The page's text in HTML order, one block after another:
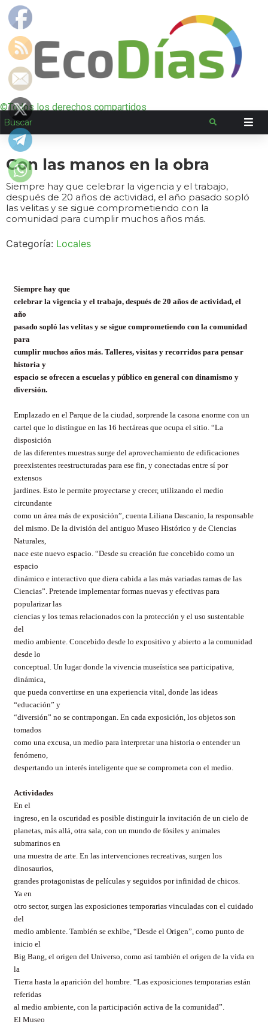
©Todos los derechos compartidos
Con las manos en la obra
Siempre hay que celebrar la vigencia y el trabajo,
después de 20 años de actividad, el año pasado sopló
las velitas y se sigue comprometiendo con la
comunidad para cumplir muchos años más.
Categoría: Locales
Siempre hay que
celebrar la vigencia y el trabajo, después de 20 años de actividad, el
año
pasado sopló las velitas y se sigue comprometiendo con la comunidad
para
cumplir muchos años más. Talleres, visitas y recorridos para pensar
historia y
espacio se ofrecen a escuelas y público en general con dinamismo y
diversión.
Emplazado en el Parque de la ciudad, sorprende la casona enorme con un
cartel que lo distingue en las 16 hectáreas que ocupa el sitio. “La
disposición
de las diferentes muestras surge del aprovechamiento de edificaciones
preexistentes reestructuradas para ese fin, y conectadas entre sí por
extensos
jardines. Esto le permite proyectarse y crecer, utilizando el medio
circundante
como un área más de exposición”, cuenta Liliana Dascanio, la responsable
del mismo. De la división del antiguo Museo Histórico y de Ciencias
Naturales,
nace este nuevo espacio. “Desde su creación fue concebido como un
espacio
dinámico e interactivo que diera cabida a las más variadas ramas de las
Ciencias”. Pretende implementar formas nuevas y efectivas para
popularizar las
ciencias y los temas relacionados con la protección y el uso sustentable
del
medio ambiente. Concebido desde lo expositivo y abierto a la comunidad
desde lo
conceptual. Un lugar donde la vivencia museística sea participativa,
dinámica,
que pueda convertirse en una experiencia vital, donde las ideas
“educación” y
“diversión” no se contrapongan. En cada exposición, los objetos son
tomados
como una excusa, un medio para interpretar una historia o entender un
fenómeno,
despertando un interés inteligente que se comprometa con el medio.
Actividades
En el
ingreso, en la oscuridad es posible distinguir la invitación de un cielo de
planetas, más allá, otra sala, con un mundo de fósiles y animales
submarinos en
una muestra de arte. En las intervenciones recreativas, surgen los
dinosaurios,
grandes protagonistas de películas y seguidos por infinidad de chicos.
Ya en
otro sector, surgen las exposiciones temporarias vinculadas con el cuidado
del
medio ambiente. También se exhibe, “Desde el Origen”, como punto de
inicio el
Big Bang, el origen del Universo, como así también el origen de la vida en
la
Tierra hasta la aparición del hombre. “Las exposiciones temporarias están
referidas
al medio ambiente, con la participación activa de la comunidad”.
El Museo